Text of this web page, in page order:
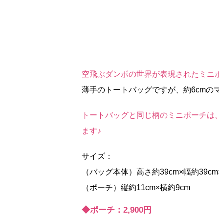
空飛ぶダンボの世界が表現されたミニ
薄手のトートバッグですが、約6cmの
トートバッグと同じ柄のミニポーチ
ます♪
サイズ：
（バッグ本体）高さ約39cm×幅約
（ポーチ）縦約11cm×横約9cm
◆ポーチ：2,900円